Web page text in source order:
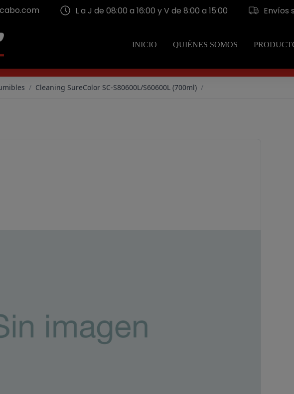
L a J de 08:00 a 16:00 y V de 8:00 a 15:00 Envíos
(700ml) - Procabo
INICIO
QUIÉNES SOMOS
/ Cleaning SureColor SC-S80600L/S60600L (700ml) /